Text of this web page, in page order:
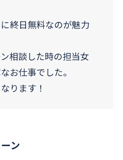
終日無料なのが魅力
相談した時の担当女
お仕事でした。
ります！
ン